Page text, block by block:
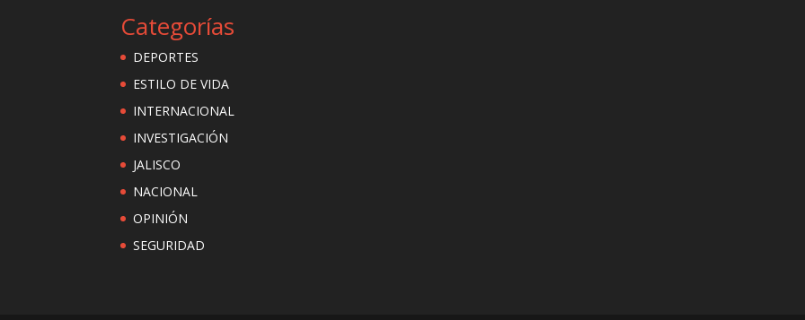
Categorías
DEPORTES
ESTILO DE VIDA
INTERNACIONAL
INVESTIGACIÓN
JALISCO
NACIONAL
OPINIÓN
SEGURIDAD